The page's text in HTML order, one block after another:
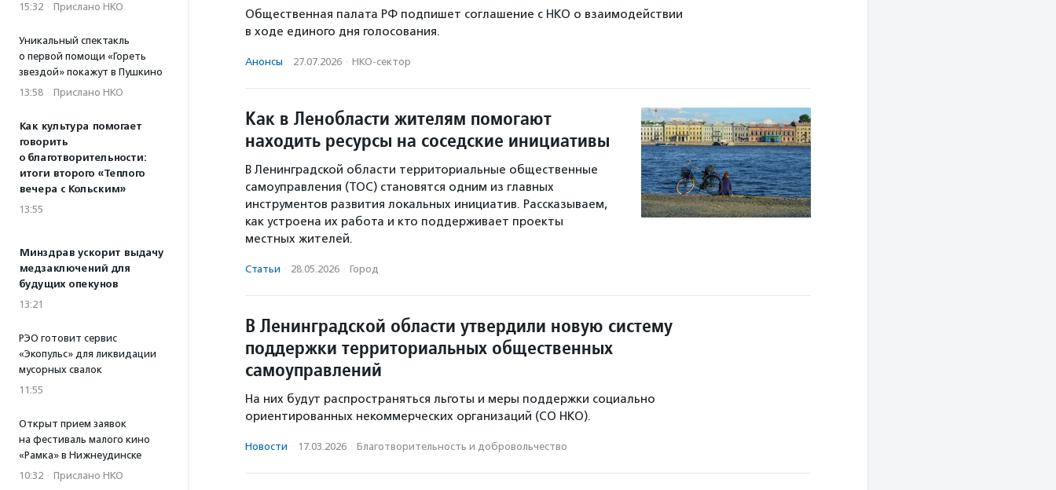
15:32 · Прислано НКО
Уникальный спектакль
о первой помощи «Гореть
звездой» покажут в Пушкино
13:58 · Прислано НКО
Как культура помогает
говорить
о благотворительности:
итоги второго «Теплого
вечера с Кольским»
13:55
Минздрав ускорит выдачу
медзаключений для
будущих опекунов
13:21
РЭО готовит сервис
«Экопульс» для ликвидации
мусорных свалок
11:55
Открыт прием заявок
на фестиваль малого кино
«Рамка» в Нижнеудинске
10:32 · Прислано НКО
Общественная палата РФ подпишет соглашение с НКО о взаимодействии
в ходе единого дня голосования.
Анонсы · 27.07.2026 · НКО-сектор
Как в Ленобласти жителям помогают
находить ресурсы на соседские инициативы
В Ленинградской области территориальные общественные
самоуправления (ТОС) становятся одним из главных
инструментов развития локальных инициатив. Рассказываем,
как устроена их работа и кто поддерживает проекты
местных жителей.
Статьи · 28.05.2026 · Город
В Ленинградской области утвердили новую систему
поддержки территориальных общественных
самоуправлений
На них будут распространяться льготы и меры поддержки социально
ориентированных некоммерческих организаций (СО НКО).
Новости · 17.03.2026 · Благотвори­тель­ность и доброволь­чест­во